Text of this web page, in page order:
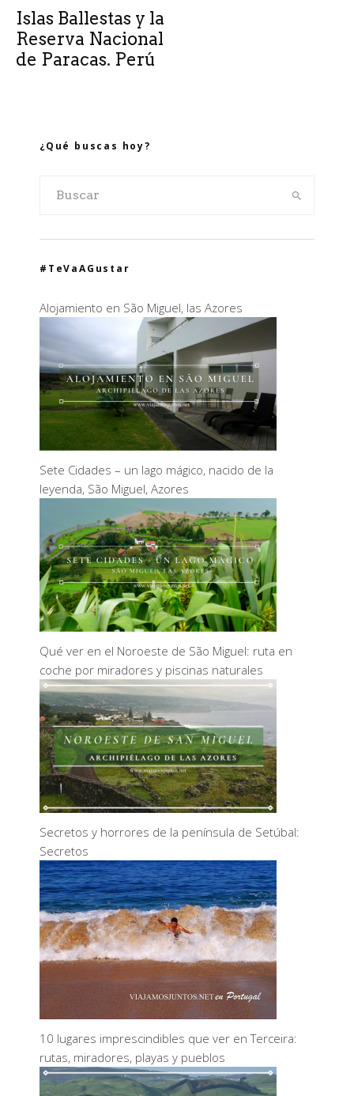
Islas Ballestas y la
Reserva Nacional
de Paracas. Perú
¿Qué buscas hoy?
#TeVaAGustar
Alojamiento en São Miguel, las Azores
Sete Cidades – un lago mágico, nacido de la
leyenda, São Miguel, Azores
Qué ver en el Noroeste de São Miguel: ruta en
coche por miradores y piscinas naturales
Secretos y horrores de la península de Setúbal:
Secretos
10 lugares imprescindibles que ver en Terceira:
rutas, miradores, playas y pueblos